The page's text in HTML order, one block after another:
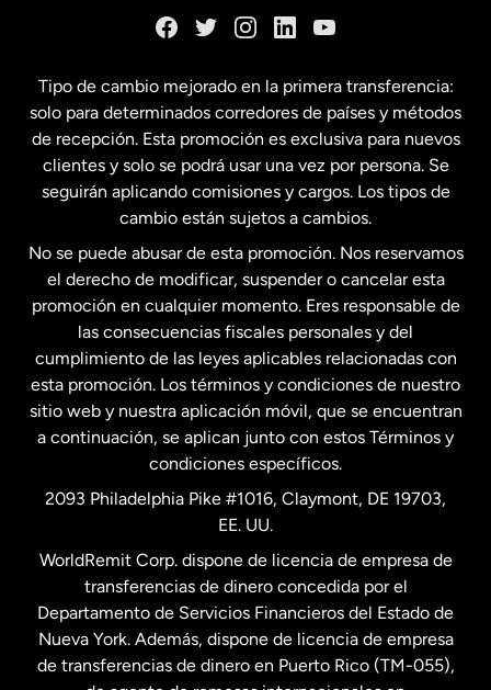
Estados Unidos English
Estados Unidos Español
Francia
Malasia
Nueva Zelanda
Países Bajos
Suecia
Tipo de cambio mejorado en la primera transferencia:
solo para determinados corredores de países y métodos
de recepción. Esta promoción es exclusiva para nuevos
clientes y solo se podrá usar una vez por persona. Se
seguirán aplicando comisiones y cargos. Los tipos de
cambio están sujetos a cambios.
No se puede abusar de esta promoción. Nos reservamos
el derecho de modificar, suspender o cancelar esta
promoción en cualquier momento. Eres responsable de
las consecuencias fiscales personales y del
cumplimiento de las leyes aplicables relacionadas con
esta promoción. Los términos y condiciones de nuestro
sitio web y nuestra aplicación móvil, que se encuentran
a continuación, se aplican junto con estos Términos y
condiciones específicos.
2093 Philadelphia Pike #1016, Claymont, DE 19703,
EE. UU.
WorldRemit Corp. dispone de licencia de empresa de
transferencias de dinero concedida por el
Departamento de Servicios Financieros del Estado de
Nueva York. Además, dispone de licencia de empresa
de transferencias de dinero en Puerto Rico (TM-055),